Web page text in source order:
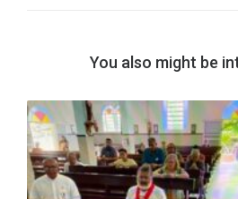
You also might be